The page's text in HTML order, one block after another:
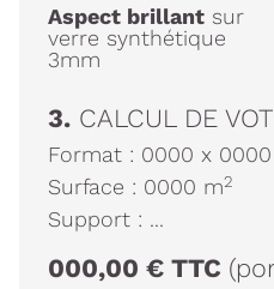
Aspect brillant sur
verre synthétique
3mm
3. CALCUL DE
Format : 0000 x 0000
Surface : 0000 m2
Support : ...
000,00 € TTC